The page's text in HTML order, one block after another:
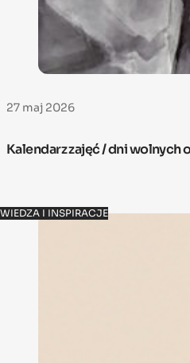
27 maj 2026
Kalendarz zajęć / dni wolnych
WIEDZA I INSPIRACJE